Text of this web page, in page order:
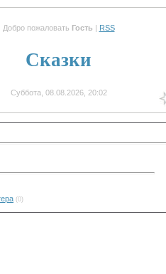
Добро пожаловать Гость | RSS
Сказки
Суббота, 08.08.2026, 20:02
(0)